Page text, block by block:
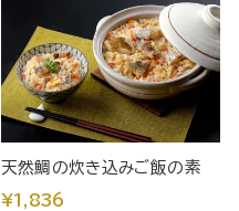
天然鯛の炊き込みご飯の素
¥1,836